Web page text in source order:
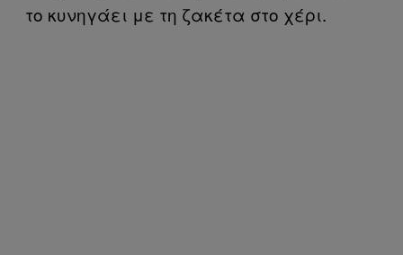
το κυνηγάει με τη ζακέτα στο χέρι.